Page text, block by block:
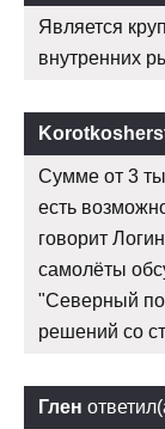
Является
внутренних
Сумме от 3
есть
говорит
самолёты
"Северный
решений со
Глен